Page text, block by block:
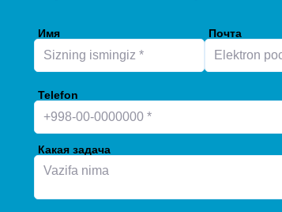
Имя Почта
Telefon
Какая задача